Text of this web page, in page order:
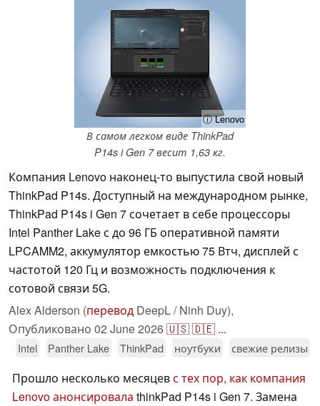
ⓘ Lenovo
В самом легком виде ThinkPad
P14s i Gen 7 весит 1,63 кг.
Компания Lenovo наконец-то выпустила свой новый
ThinkPad P14s. Доступный на международном рынке,
ThinkPad P14s i Gen 7 сочетает в себе процессоры
Intel Panther Lake с до 96 ГБ оперативной памяти
LPCAMM2, аккумулятор емкостью 75 Втч, дисплей с
частотой 120 Гц и возможность подключения к
сотовой связи 5G.
Alex Alderson (перевод DeepL / Ninh Duy),
Опубликовано 02 June 2026🇺🇸🇩🇪 ...
Intel Panther Lake ThinkPad ноутбуки свежие релизы
Прошло несколько месяцевс тех пор, как компания
Lenovo анонсировала thinkPad P14s i Gen 7. Замена